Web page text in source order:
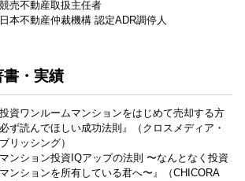
競売不動産取扱主任者
日本不動産仲裁機構 認定ADR調停人
書・実績
投資ワンルームマンションをはじめて売却する方
ず読んでほしい成功法則』（クロスメディア・
リッシング）
マンション投資IQアップの法則 〜なんとなく投資
ンションを所有している君へ〜』（CHICORA